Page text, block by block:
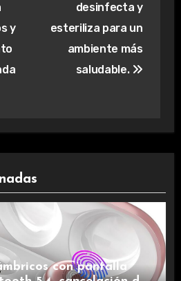
y
desinfecta y
esteriliza para un
ambiente más
saludable.
con pantalla